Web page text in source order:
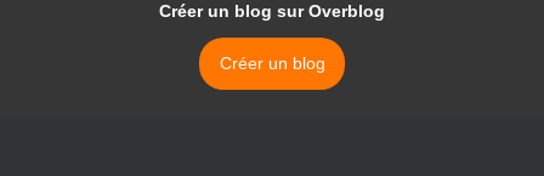
Créer un blog sur Overblog
Créer un blog